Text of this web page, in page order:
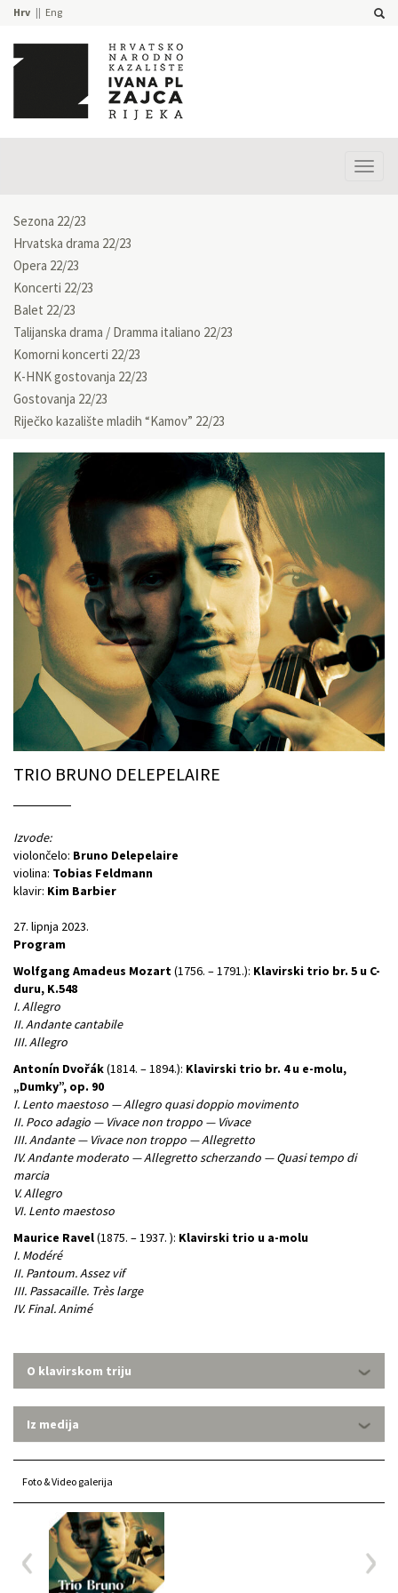
Hrv Eng
Sezona 22/23
Hrvatska drama 22/23
Opera 22/23
Koncerti 22/23
Balet 22/23
Talijanska drama / Dramma italiano 22/23
Komorni koncerti 22/23
K-HNK gostovanja 22/23
Gostovanja 22/23
Riječko kazalište mladih “Kamov” 22/23
TRIO BRUNO DELEPELAIRE
Izvode:
violončelo: Bruno Delepelaire
violina: Tobias Feldmann
klavir: Kim Barbier
27. lipnja 2023.
Program
Wolfgang Amadeus Mozart(1756. – 1791.): Klavirski trio br. 5 u C-
duru, K.548
I. Allegro
II. Andante cantabile
III. Allegro
Antonín Dvořák(1814. – 1894.): Klavirski trio br. 4 u e-molu,
„Dumky”, op. 90
I. Lento maestoso — Allegro quasi doppio movimento
II. Poco adagio — Vivace non troppo — Vivace
III. Andante — Vivace non troppo — Allegretto
IV. Andante moderato — Allegretto scherzando — Quasi tempo di
marcia
V. Allegro
VI. Lento maestoso
Maurice Ravel(1875. – 1937. ): Klavirski trio u a-molu
I. Modéré
II. Pantoum. Assez vif
III. Passacaille. Très large
IV. Final. Animé
O klavirskom triju
Iz medija
Foto & Video galerija